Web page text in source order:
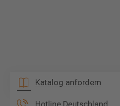
Katalog anfordern